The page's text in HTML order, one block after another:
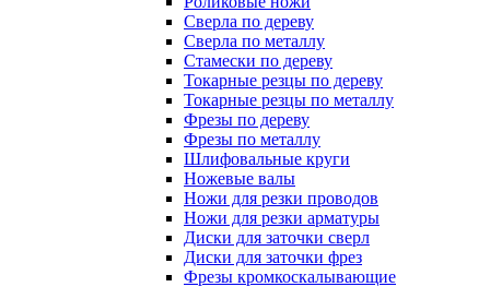
Сверла по дереву
Сверла по металлу
Стамески по дереву
Токарные резцы по дереву
Токарные резцы по металлу
Фрезы по дереву
Фрезы по металлу
Шлифовальные круги
Ножевые валы
Ножи для резки проводов
Ножи для резки арматуры
Диски для заточки сверл
Диски для заточки фрез
Фрезы кромкоскалывающие